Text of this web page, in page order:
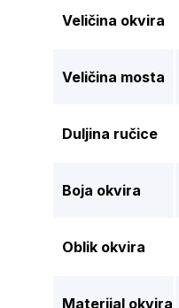
Veličina okvira
Veličina mosta
Duljina ručice
Boja okvira
Oblik okvira
Materijal okvira